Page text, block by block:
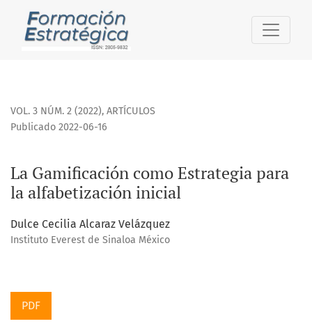
La Gamificación como Estrategia para la alfabetización
VOL. 3 NÚM. 2 (2022), ARTÍCULOS
La Gamificación como Estrategia para
la alfabetización inicial
Publicado 2022-06-16
Dulce Cecilia Alcaraz Velázquez
Instituto Everest de Sinaloa México
PDF